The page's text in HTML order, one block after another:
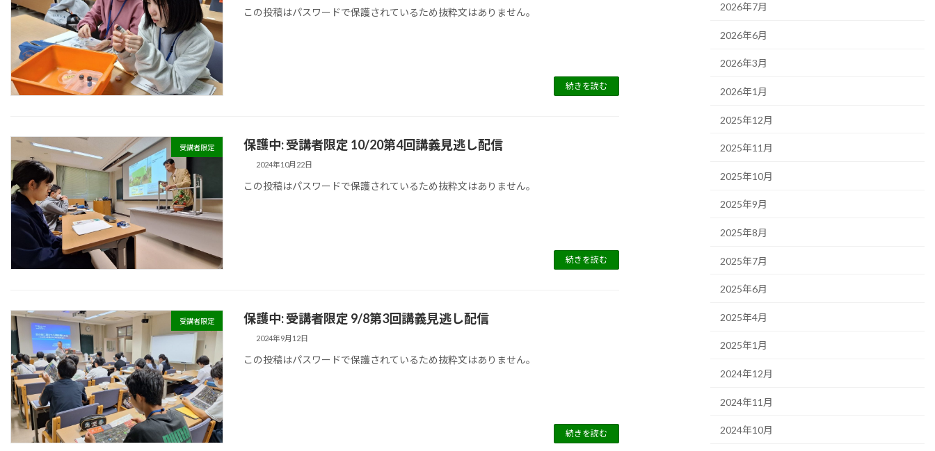
この投稿はパスワードで保護されているため抜粋文はありません。
続きを読む
受講者限定 保護中: 受講者限定 10/20第4回講義見逃し配信
2024年10月22日
この投稿はパスワードで保護されているため抜粋文はありません。
続きを読む
受講者限定 保護中: 受講者限定 9/8第3回講義見逃し配信
2024年9月12日
この投稿はパスワードで保護されているため抜粋文はありません。
続きを読む
2026年7月
2026年6月
2026年3月
2026年1月
2025年12月
2025年11月
2025年10月
2025年9月
2025年8月
2025年7月
2025年6月
2025年4月
2025年1月
2024年12月
2024年11月
2024年10月